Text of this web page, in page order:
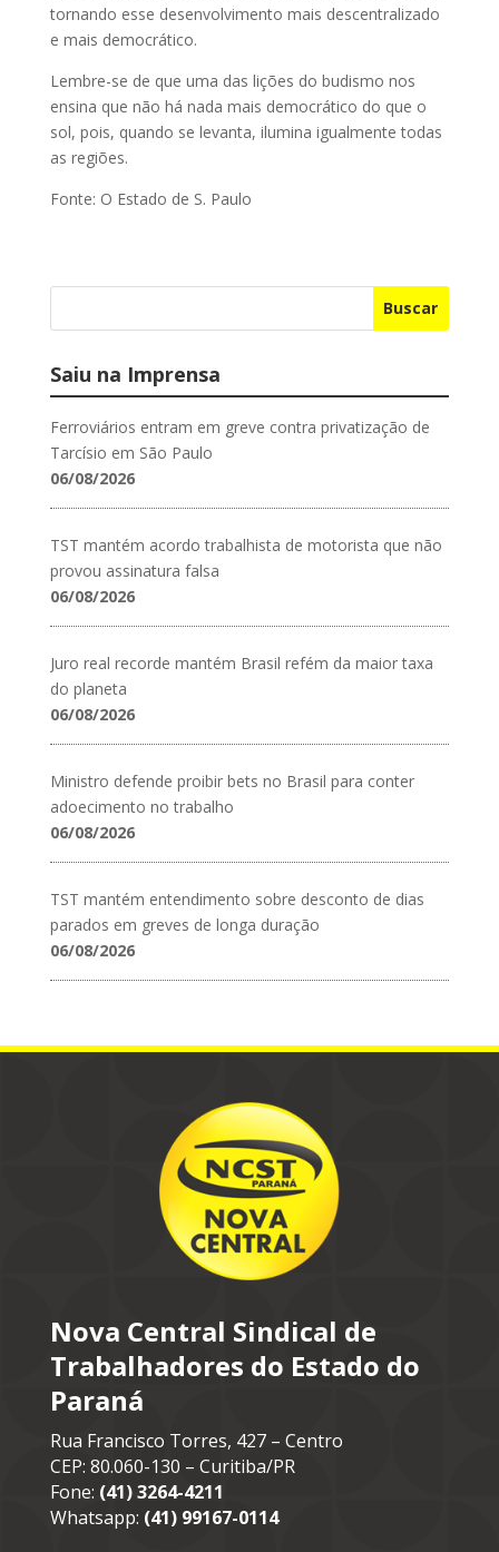
tornando esse desenvolvimento mais descentralizado
e mais democrático.
Lembre-se de que uma das lições do budismo nos
ensina que não há nada mais democrático do que o
sol, pois, quando se levanta, ilumina igualmente todas
as regiões.
Fonte: O Estado de S. Paulo
Buscar
Saiu na Imprensa
Ferroviários entram em greve contra privatização de
Tarcísio em São Paulo
06/08/2026
TST mantém acordo trabalhista de motorista que não
provou assinatura falsa
06/08/2026
Juro real recorde mantém Brasil refém da maior taxa
do planeta
06/08/2026
Ministro defende proibir bets no Brasil para conter
adoecimento no trabalho
06/08/2026
TST mantém entendimento sobre desconto de dias
parados em greves de longa duração
06/08/2026
Nova Central Sindical de
Trabalhadores do Estado do
Paraná
Rua Francisco Torres, 427 – Centro
CEP: 80.060-130 – Curitiba/PR
Fone: (41) 3264-4211
Whatsapp: (41) 99167-0114